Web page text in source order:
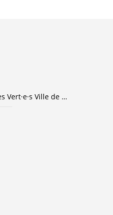
Vert·e·s Ville de Genève